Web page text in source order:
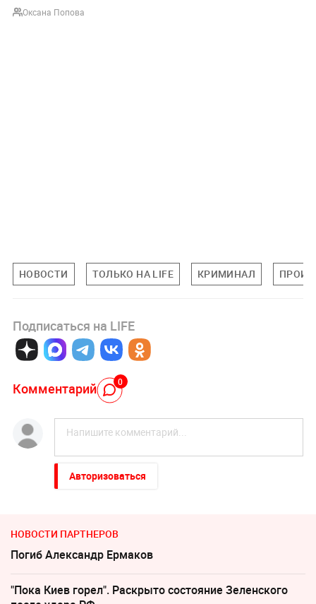
Оксана Попова
НОВОСТИ ТОЛЬКО НА LIFE КРИМИНАЛ
Подписаться на LIFE
Комментарий 0
Авторизоваться
НОВОСТИ ПАРТНЕРОВ
Погиб Александр Ермаков
"Пока Киев горел". Раскрыто состояние Зеленского